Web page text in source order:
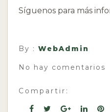
Síguenos para más
By : WebAdmin
No hay comentarios
Compartir: